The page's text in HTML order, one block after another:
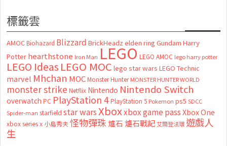
標籤雲
AMOC Biohazard Blizzard BrickHeadz elden ring Gundam Harry
Potter hearthstone Iron Man LEGO LEGO AMOC lego harry potter
LEGO Ideas LEGO MOC lego star wars LEGO Technic
marvel Mhchan MOC Monster Hunter MONSTER HUNTER WORLD
monster strike Netflix Nintendo Nintendo Switch
overwatch PC PlayStation 4 PlayStation 5 Pokemon ps5 SDCC
Spider-man starfield star warsXboxxbox game passXbox One
xbox series x 小島秀夫怪物彈珠 爐石 爐石戰記艾爾登法環 遊戲人
生